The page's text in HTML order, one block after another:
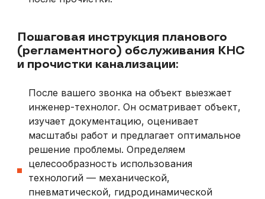
Пошаговая инструкция планового
(регламентного) обслуживания КНС
и прочистки канализации:
После вашего звонка на объект выезжает
инженер-технолог. Он осматривает объект,
изучает документацию, оценивает
масштабы работ и предлагает оптимальное
решение проблемы. Определяем
целесообразность использования
технологий — механической,
пневматической, гидродинамической